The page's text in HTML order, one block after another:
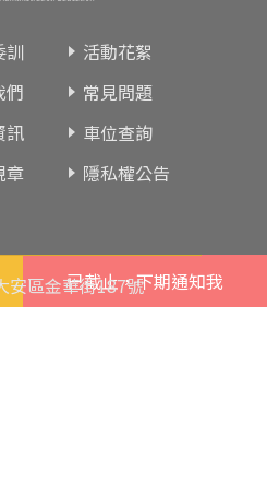
已截止，下期通知我
訓
活動花絮
們
常見問題
訊
車位查詢
章
隱私權公告
安區金華街187號